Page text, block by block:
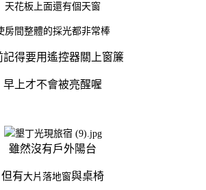
天花板上面還有個天窗
房間整體的採光都非常棒
記得要用遙控器關上窗簾
早上才不會被亮醒喔
雖然沒有戶外陽台
但有大片落地窗與桌椅